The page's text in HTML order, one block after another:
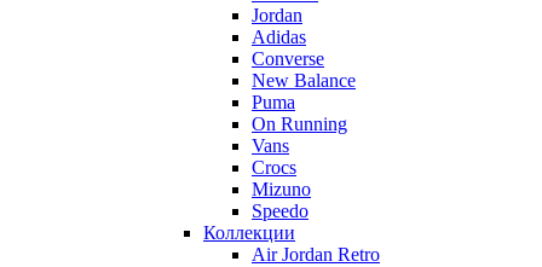
Jordan
Adidas
Converse
New Balance
Puma
On Running
Vans
Crocs
Mizuno
Speedo
Коллекции
Air Jordan Retro